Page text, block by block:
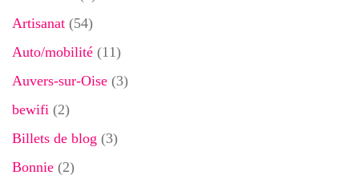
Artisanat (54)
Auto/mobilité (11)
Auvers-sur-Oise (3)
bewifi (2)
Billets de blog (3)
Bonnie (2)